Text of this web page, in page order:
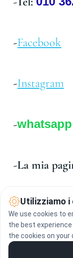
-Facebook
-Instagram
-whatsapp
-La mia
Atelier Via Mira,
Utilizziamo i
We use cookies to
the best
the cookies on your